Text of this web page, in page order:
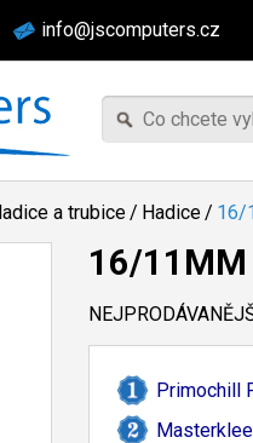
info@jscomputers.cz
a trubice/ Hadice/ 16/
16/11MM
Primochill